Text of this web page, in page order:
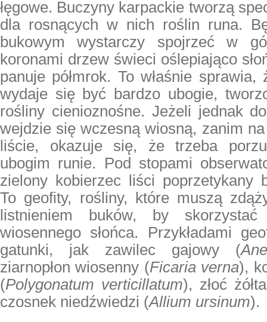
łęgowe. Buczyny karpackie tworzą
dla rosnących w nich roślin runa.
bukowym wystarczy spojrzeć w
koronami drzew świeci oślepiająco
panuje półmrok. To właśnie
wydaje się być bardzo ubogie,
rośliny cienioznośne. Jeżeli jednak
wejdzie się wczesną wiosną, zanim
liście, okazuje się, że trzeba
ubogim runie. Pod stopami
zielony kobierzec liści poprzetykany
To geofity, rośliny, które muszą
listnieniem buków, by
wiosennego słońca. Przykładami
gatunki, jak zawilec gajowy (
ziarnopłon wiosenny (Ficaria verna),
(Polygonatum verticillatum), złoć
czosnek niedźwiedzi (Allium ursinum).